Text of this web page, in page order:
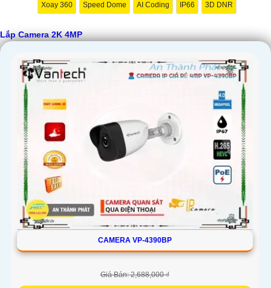
Xoay 360 Speed Dome AI Coding IP66 3D DNR
Lắp Camera 2K 4MP
CAMERA VP-4390BP
Giá Bán: 2,688,000 ₫